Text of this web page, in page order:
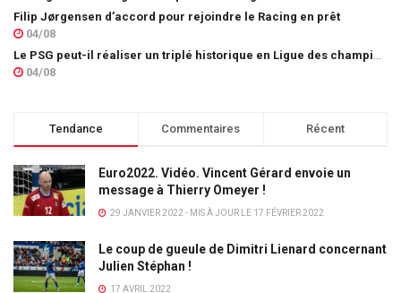
Filip Jørgensen d’accord pour rejoindre le Racing en prêt
04/08
04/08
Tendance Commentaires Récent
Euro2022. Vidéo. Vincent Gérard envoie un
message à Thierry Omeyer !
29 JANVIER 2022 - MIS À JOUR LE 17 FÉVRIER 2022
Le coup de gueule de Dimitri Lienard concernant
Julien Stéphan !
17 AVRIL 2022